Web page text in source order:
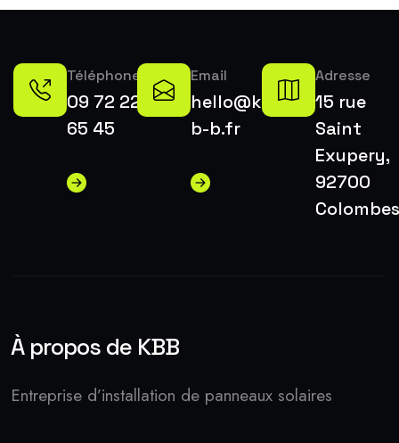
Téléphone
09 72 22
65 45
Email
hello@k-
b-b.fr
Adresse
15 rue
Saint
Exupery,
92700
Colombes
À propos de KBB
Entreprise d’installation de panneaux solaires